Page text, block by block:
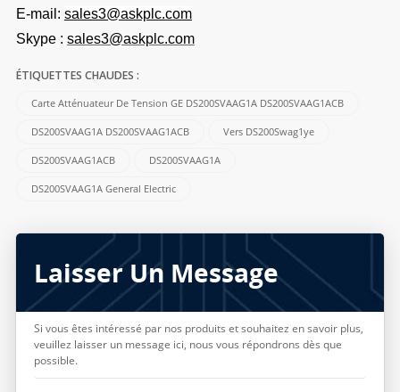
E-mail: sales3@askplc.com
Skype : sales3@askplc.com
ÉTIQUETTES CHAUDES :
Carte Atténuateur De Tension GE DS200SVAAG1A DS200SVAAG1ACB
DS200SVAAG1A DS200SVAAG1ACB Vers DS200Swag1ye
DS200SVAAG1ACB DS200SVAAG1A
DS200SVAAG1A General Electric
Laisser Un Message
Si vous êtes intéressé par nos produits et souhaitez en savoir plus,
veuillez laisser un message ici, nous vous répondrons dès que
possible.